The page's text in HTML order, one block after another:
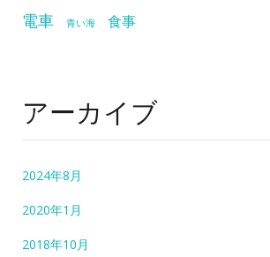
電車 青い海 食事
アーカイブ
2024年8月
2020年1月
2018年10月